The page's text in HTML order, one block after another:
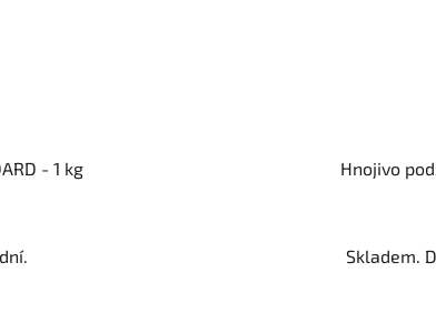
- 1 kg Hnojivo
Skladem.